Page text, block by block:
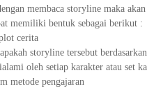
membaca storyline maka
memiliki bentuk sebagai berikut :
cerita
storyline tersebut
oleh setiap karakter atau set
metode pengajaran